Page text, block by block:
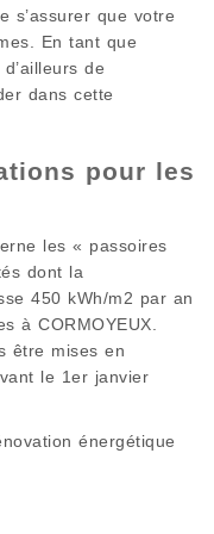
s’assurer que votre
En tant que
de
dans cette
pour les
les « passoires
dont la
450 kWh/m2 par an
à CORMOYEUX.
être mises en
le 1er janvier
énergétique